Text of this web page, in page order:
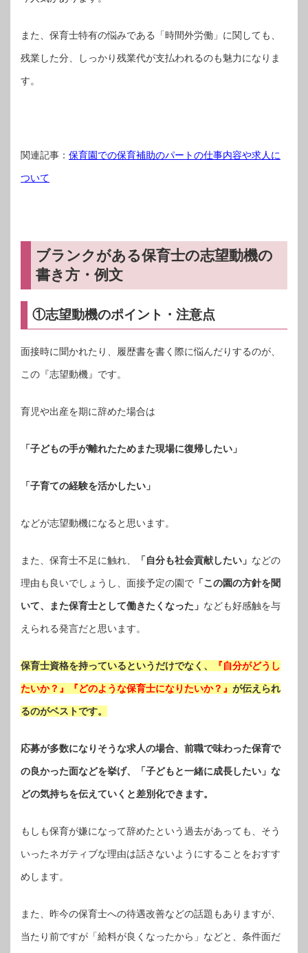
また、保育士特有の悩みである「時間外労働」に関しても、
残業した分、しっかり残業代が支払われるのも魅力になりま
す。
関連記事： 保育園での保育補助のパートの仕事内容や求人に
ついて
ブランクがある保育士の志望動機の
書き方・例文
①志望動機のポイント・注意点
面接時に聞かれたり、履歴書を書く際に悩んだりするのが、
この『志望動機』です。
育児や出産を期に辞めた場合は
「子どもの手が離れたためまた現場に復帰したい」
「子育ての経験を活かしたい」
などが志望動機になると思います。
また、保育士不足に触れ、 「自分も社会貢献したい」 などの
理由も良いでしょうし、面接予定の園で 「この園の方針を聞
いて、また保育士として働きたくなった」 なども好感触を与
えられる発言だと思います。
保育士資格を持っているというだけでなく、 『自分がどうし
たいか？』『どのような保育士になりたいか？』 が伝えられ
るのがベストです。
応募が多数になりそうな求人の場合、前職で味わった保育で
の良かった面などを挙げ、「子どもと一緒に成長したい」な
どの気持ちを伝えていくと差別化できます。
もしも保育が嫌になって辞めたという過去があっても、そう
いったネガティブな理由は話さないようにすることをおすす
めします。
また、昨今の保育士への待遇改善などの話題もありますが、
当たり前ですが「給料が良くなったから」などと、条件面だ